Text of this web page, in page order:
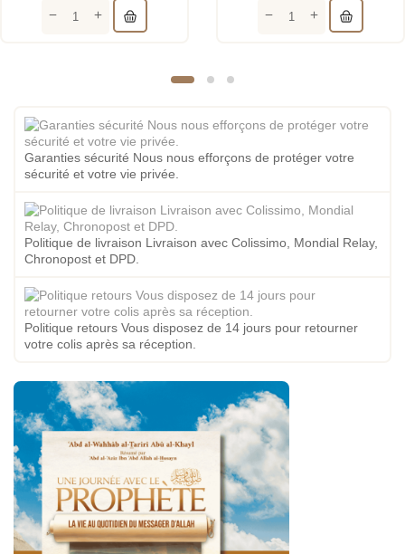
Garanties sécurité Nous nous efforçons de protéger votre
sécurité et votre vie privée.
Politique de livraison Livraison avec Colissimo, Mondial Relay,
Chronopost et DPD.
Politique retours Vous disposez de 14 jours pour retourner
votre colis après sa réception.